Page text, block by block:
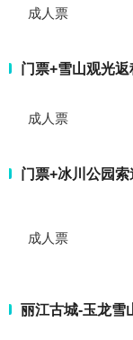
成人票
门票+雪山观光
成人票
门票+冰川公园
成人票
丽江古城-玉龙雪